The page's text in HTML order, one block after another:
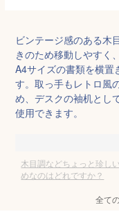
ビンテージ感のある木
きのため移動しやすく
A4サイズの書類を横置
す。取っ手もレトロ風
め、デスクの袖机とし
使用できます。
木目調などちょっと珍し
めなのはどれですか？
全て